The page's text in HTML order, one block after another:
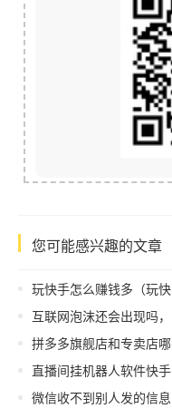
您可能感兴趣的文章
玩快手怎么赚钱多（玩快手怎么赚钱一个红心多少钱）
互联网泡沫还会出现吗，互联网泡沫什么意思？
拼多多旗舰店和专卖店哪个好，拼多多旗舰店和专卖店哪个好_
直播间挂机器人软件快手（直播间挂机器人软件违法吗）
微信收不到别人发的信息是怎么回事，微信接收消息问题？